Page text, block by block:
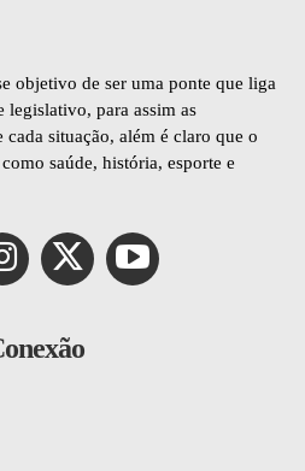
objetivo de ser uma ponte que liga
para assim as
situação, além é claro que o
saúde, história, esporte e